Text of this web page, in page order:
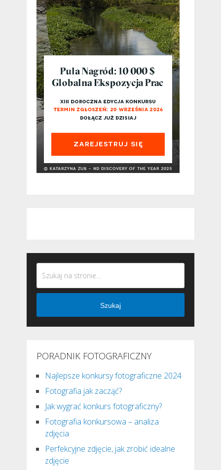
Szukaj
PORADNIK FOTOGRAFICZNY
Najlepsze konkursy fotograficzne 2024
Fotografia jak zacząć?
Jak wygrać konkurs fotograficzny?
Fotografia konkursowa – analiza
zdjęcia
Perfekcyjne zdjęcie, jak zrobić idealne
zdjęcie